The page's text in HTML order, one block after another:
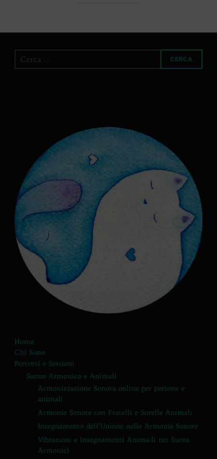
per:
CERCA
Home
Chi Sono
Percorsi e Sessioni
Suono Armonico e Animali
Armonizzazione Sonora online per persone e
animali
Armonie Sonore con Fratelli e Sorelle Animali
Insegnamento dell’Unione nelle Armonie Sonore
Vibrazioni e Insegnamenti Anima-li nei Suoni
Armonici